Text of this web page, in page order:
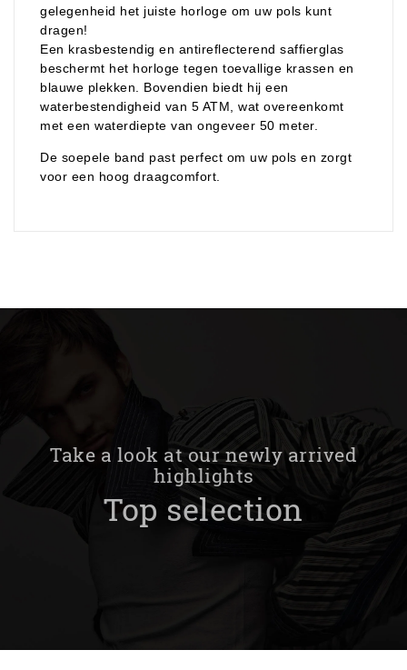
gelegenheid het juiste horloge om uw pols kunt
dragen!
Een krasbestendig en antireflecterend saffierglas
beschermt het horloge tegen toevallige krassen en
blauwe plekken. Bovendien biedt hij een
waterbestendigheid van 5 ATM, wat overeenkomt
met een waterdiepte van ongeveer 50 meter.
De soepele band past perfect om uw pols en zorgt
voor een hoog draagcomfort.
Take a look at our newly arrived
highlights
Top selection